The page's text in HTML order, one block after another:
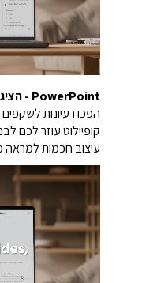
PowerPoint -
הפכו רעיונות לשקפים
קופיילוט עוזר לכם
עיצוב חכמות למראה